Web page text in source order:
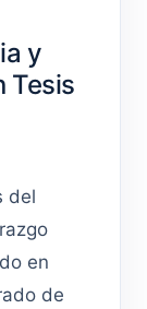
y
Tesis
del
en
de